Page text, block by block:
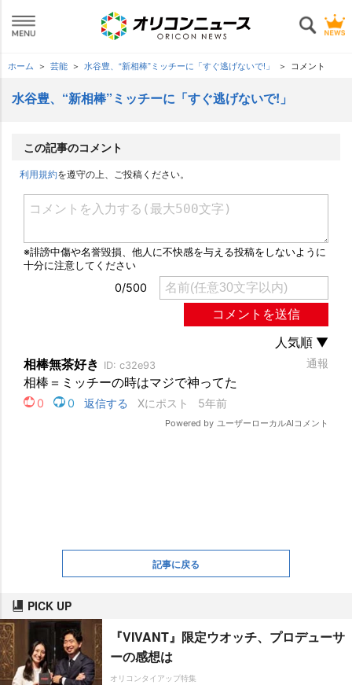
ホーム 芸能 水谷豊、“新相棒”ミッチーに「すぐ逃げないで!」 コメント
水谷豊、“新相棒”ミッチーに「すぐ逃げないで!」
この記事のコメント
利用規約を遵守の上、ご投稿ください。
記事に戻る
PICK UP
『VIVANT』限定ウオッチ、プロデューサ
ーの感想は
オリコンタイアップ特集